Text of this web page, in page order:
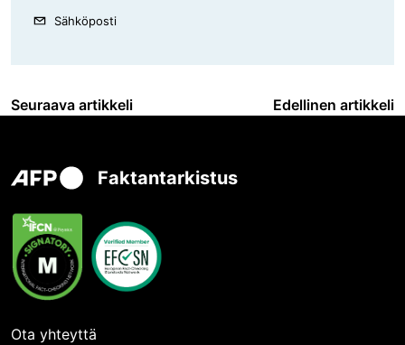
Sähköposti
Seuraava artikkeli Edellinen artikkeli
Faktantarkistus
Ota yhteyttä